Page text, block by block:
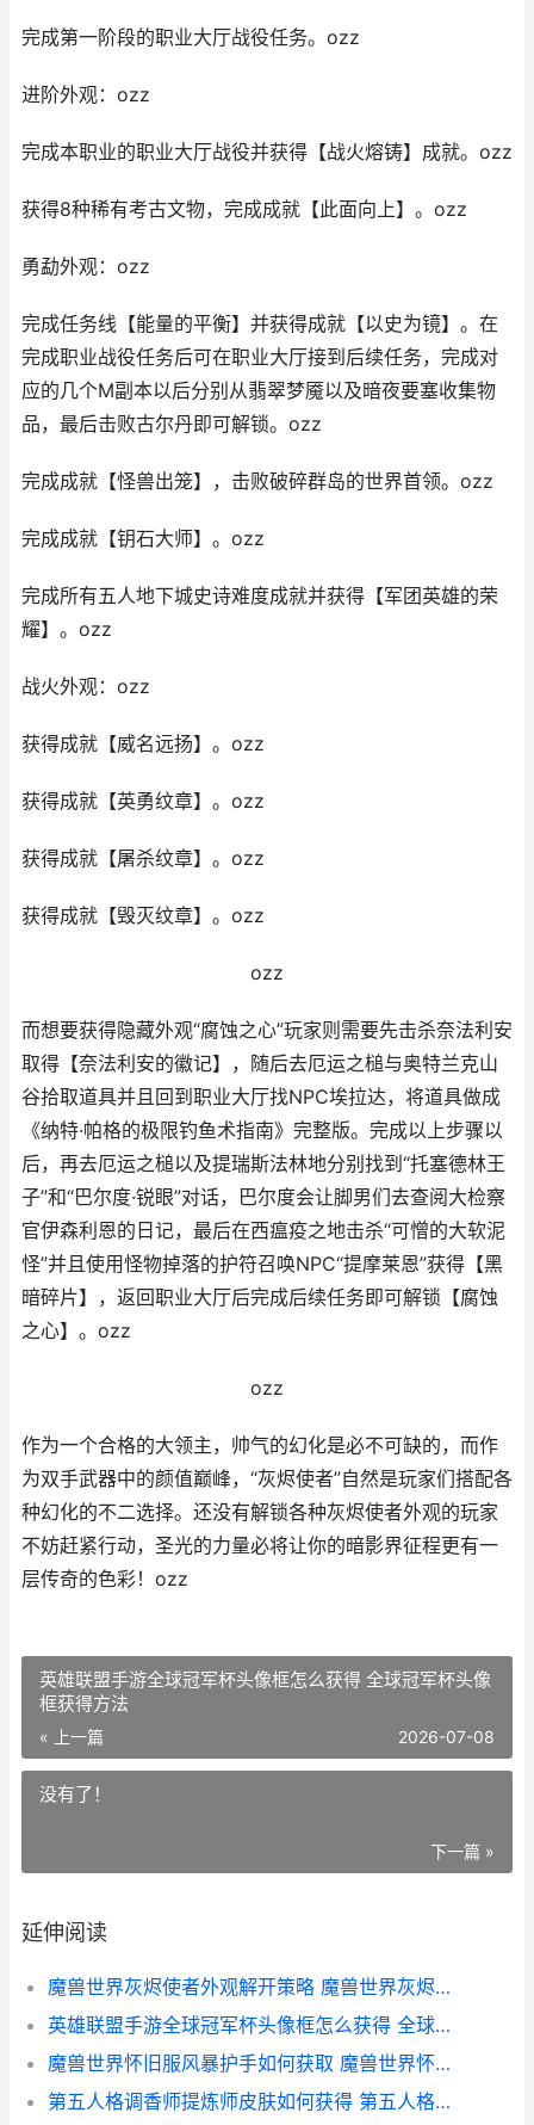
完成第一阶段的职业大厅战役任务。ozz
进阶外观：ozz
完成本职业的职业大厅战役并获得【战火熔铸】成就。ozz
获得8种稀有考古文物，完成成就【此面向上】。ozz
勇勐外观：ozz
完成任务线【能量的平衡】并获得成就【以史为镜】。在
完成职业战役任务后可在职业大厅接到后续任务，完成对
应的几个M副本以后分别从翡翠梦魇以及暗夜要塞收集物
品，最后击败古尔丹即可解锁。ozz
完成成就【怪兽出笼】，击败破碎群岛的世界首领。ozz
完成成就【钥石大师】。ozz
完成所有五人地下城史诗难度成就并获得【军团英雄的荣
耀】。ozz
战火外观：ozz
获得成就【威名远扬】。ozz
获得成就【英勇纹章】。ozz
获得成就【屠杀纹章】。ozz
获得成就【毁灭纹章】。ozz
ozz
而想要获得隐藏外观“腐蚀之心”玩家则需要先击杀奈法利安
取得【奈法利安的徽记】，随后去厄运之槌与奥特兰克山
谷拾取道具并且回到职业大厅找NPC埃拉达，将道具做成
《纳特·帕格的极限钓鱼术指南》完整版。完成以上步骤以
后，再去厄运之槌以及提瑞斯法林地分别找到“托塞德林王
子”和“巴尔度·锐眼”对话，巴尔度会让脚男们去查阅大检察
官伊森利恩的日记，最后在西瘟疫之地击杀“可憎的大软泥
怪”并且使用怪物掉落的护符召唤NPC“提摩莱恩”获得【黑
暗碎片】，返回职业大厅后完成后续任务即可解锁【腐蚀
之心】。ozz
ozz
作为一个合格的大领主，帅气的幻化是必不可缺的，而作
为双手武器中的颜值巅峰，“灰烬使者”自然是玩家们搭配各
种幻化的不二选择。还没有解锁各种灰烬使者外观的玩家
不妨赶紧行动，圣光的力量必将让你的暗影界征程更有一
层传奇的色彩！ozz
英雄联盟手游全球冠军杯头像框怎么获得 全球冠军杯头像
框获得方法
« 上一篇 2026-07-08
没有了！
下一篇 »
延伸阅读
魔兽世界灰烬使者外观解开策略 魔兽世界灰烬使者火焰外观怎么解锁
英雄联盟手游全球冠军杯头像框怎么获得 全球冠军杯头像框获得方法
魔兽世界怀旧服风暴护手如何获取 魔兽世界怀旧服60版本
第五人格调香师提炼师皮肤如何获得 第五人格调香师技能